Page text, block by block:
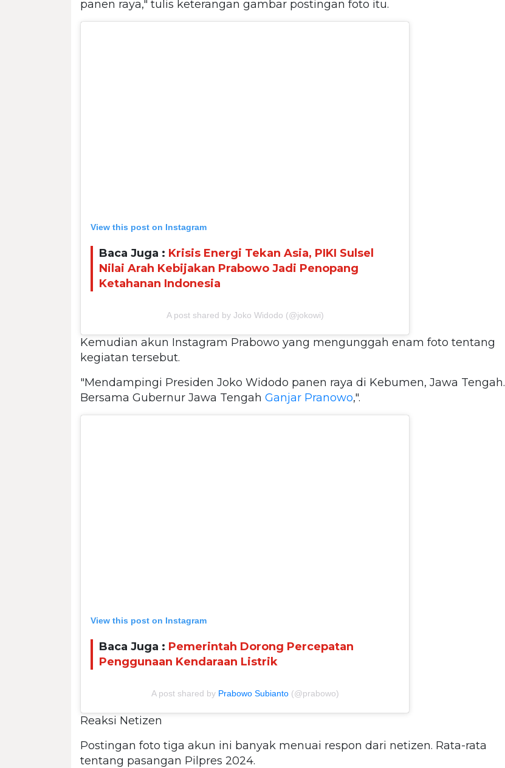
panen raya," tulis keterangan gambar postingan foto itu.
View this post on Instagram
Baca Juga : Krisis Energi Tekan Asia, PIKI Sulsel
Nilai Arah Kebijakan Prabowo Jadi Penopang
Ketahanan Indonesia
A post shared by Joko Widodo (@jokowi)
Kemudian akun Instagram Prabowo yang mengunggah enam foto tentang
kegiatan tersebut.
"Mendampingi Presiden Joko Widodo panen raya di Kebumen, Jawa Tengah.
Bersama Gubernur Jawa Tengah Ganjar Pranowo,".
View this post on Instagram
Baca Juga : Pemerintah Dorong Percepatan
Penggunaan Kendaraan Listrik
A post shared by Prabowo Subianto(@prabowo)
Reaksi Netizen
Postingan foto tiga akun ini banyak menuai respon dari netizen. Rata-rata
tentang pasangan Pilpres 2024.